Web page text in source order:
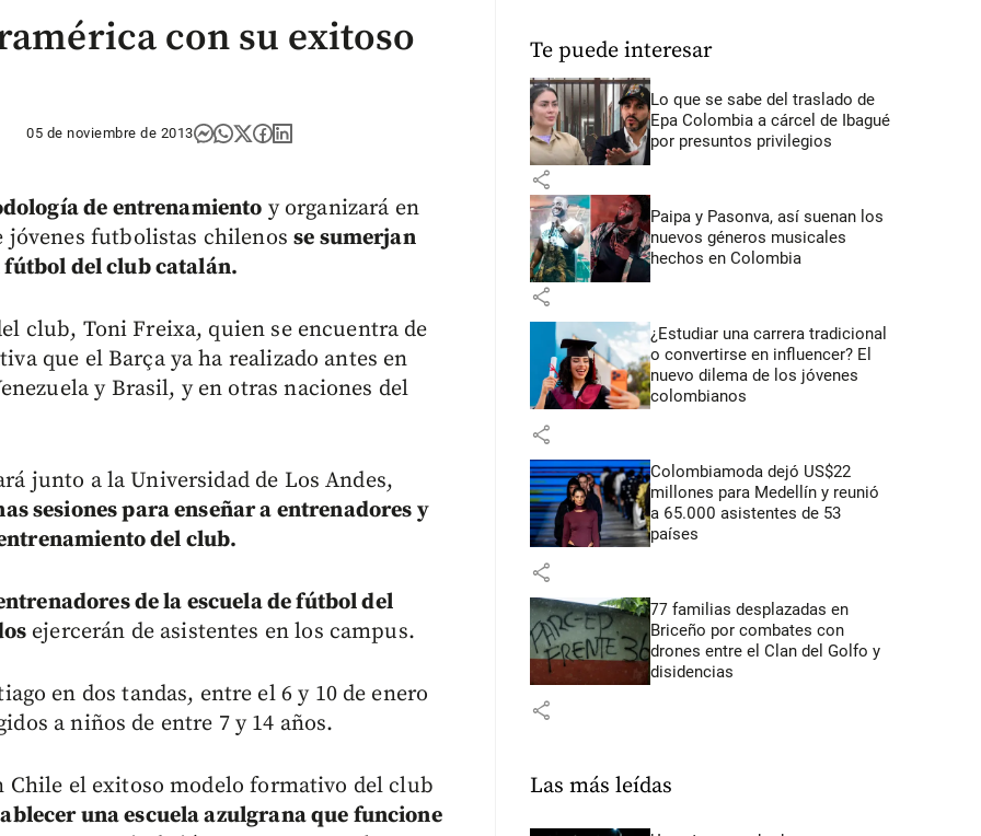
con su exitoso
05 de noviembre de 2013
de entrenamiento y organizará en
jóvenes futbolistas chilenosse sumerjan
del club catalán.
club, Toni Freixa, quien se encuentra de
que el Barça ya ha realizado antes en
y Brasil, y en otras naciones del
junto a la Universidad de Los Andes,
sesiones para enseñar a entrenadores y
del club.
de la escuela de fútbol del
ejercerán de asistentes en los campus.
en dos tandas, entre el 6 y 10 de enero
a niños de entre 7 y 14 años.
el exitoso modelo formativo del club
una escuela azulgrana que funcione
Te puede interesar
Lo que se sabe del traslado de
Epa Colombia a cárcel de Ibagué
por presuntos privilegios
share
Paipa y Pasonva, así suenan los
nuevos géneros musicales
hechos en Colombia
share
¿Estudiar una carrera tradicional
o convertirse en influencer? El
nuevo dilema de los jóvenes
colombianos
share
Colombiamoda dejó US$22
millones para Medellín y reunió
a 65.000 asistentes de 53
países
share
77 familias desplazadas en
Briceño por combates con
drones entre el Clan del Golfo y
disidencias
share
Las más leídas